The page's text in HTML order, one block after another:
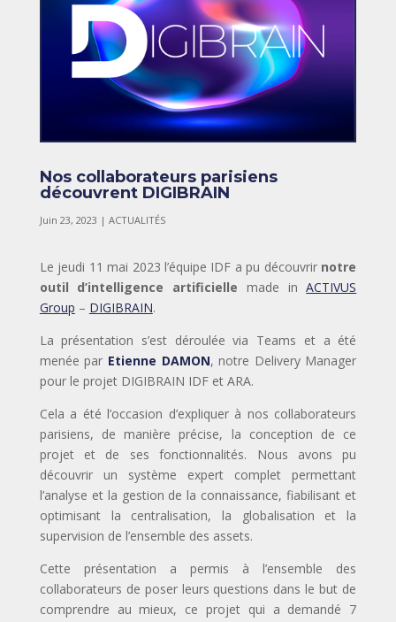
Nos collaborateurs parisiens
découvrent DIGIBRAIN
Juin 23, 2023 | ACTUALITÉS
Le jeudi 11 mai 2023 l’équipe IDF a pu découvrir notre
outil d’intelligence
artificielle made inACTIVUS
Group – DIGIBRAIN.
La présentation s’est déroulée via Teams et a été
menée par Etienne DAMON, notre Delivery Manager
pour le projet DIGIBRAIN IDF et ARA.
Cela a été l’occasion d’expliquer à nos collaborateurs
parisiens, de manière précise, la conception de ce
projet et de ses fonctionnalités. Nous avons pu
découvrir un système expert complet permettant
l’analyse et la gestion de la connaissance, fiabilisant et
optimisant la centralisation, la globalisation et la
supervision de l’ensemble des assets.
Cette présentation a permis à l’ensemble des
collaborateurs de poser leurs questions dans le but de
comprendre au mieux, ce projet qui a demandé 7